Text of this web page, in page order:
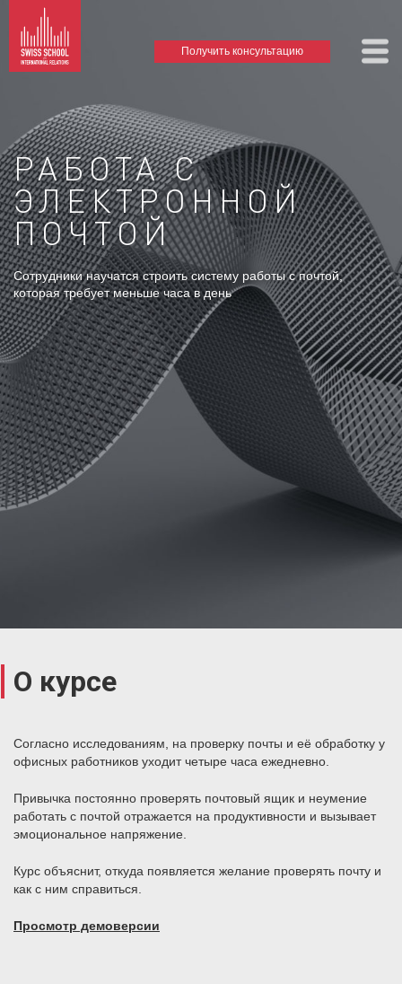
Получить консультацию
РАБОТА С
ЭЛЕКТРОННОЙ
ПОЧТОЙ
Сотрудники научатся строить систему работы с почтой,
которая требует меньше часа в день
О курсе
Согласно исследованиям, на проверку почты и её обработку у
офисных работников уходит четыре часа ежедневно.
Привычка постоянно проверять почтовый ящик и неумение
работать с почтой отражается на продуктивности и вызывает
эмоциональное напряжение.
Курс объяснит, откуда появляется желание проверять почту и
как с ним справиться.
Просмотр демоверсии